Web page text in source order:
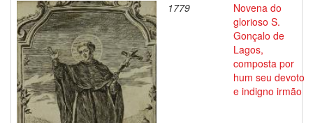
1779
Novena do
glorioso S.
Gonçalo de
Lagos,
composta por
hum seu devoto
e indigno irmão